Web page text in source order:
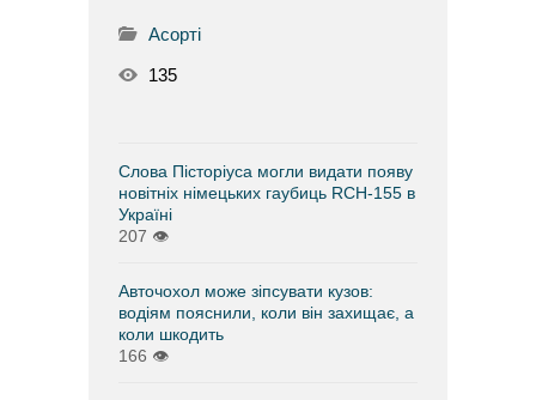
Асорті
135
Слова Пісторіуса могли видати появу
новітніх німецьких гаубиць RCH-155 в
Україні
207 👁
Авточохол може зіпсувати кузов:
водіям пояснили, коли він захищає, а
коли шкодить
166 👁